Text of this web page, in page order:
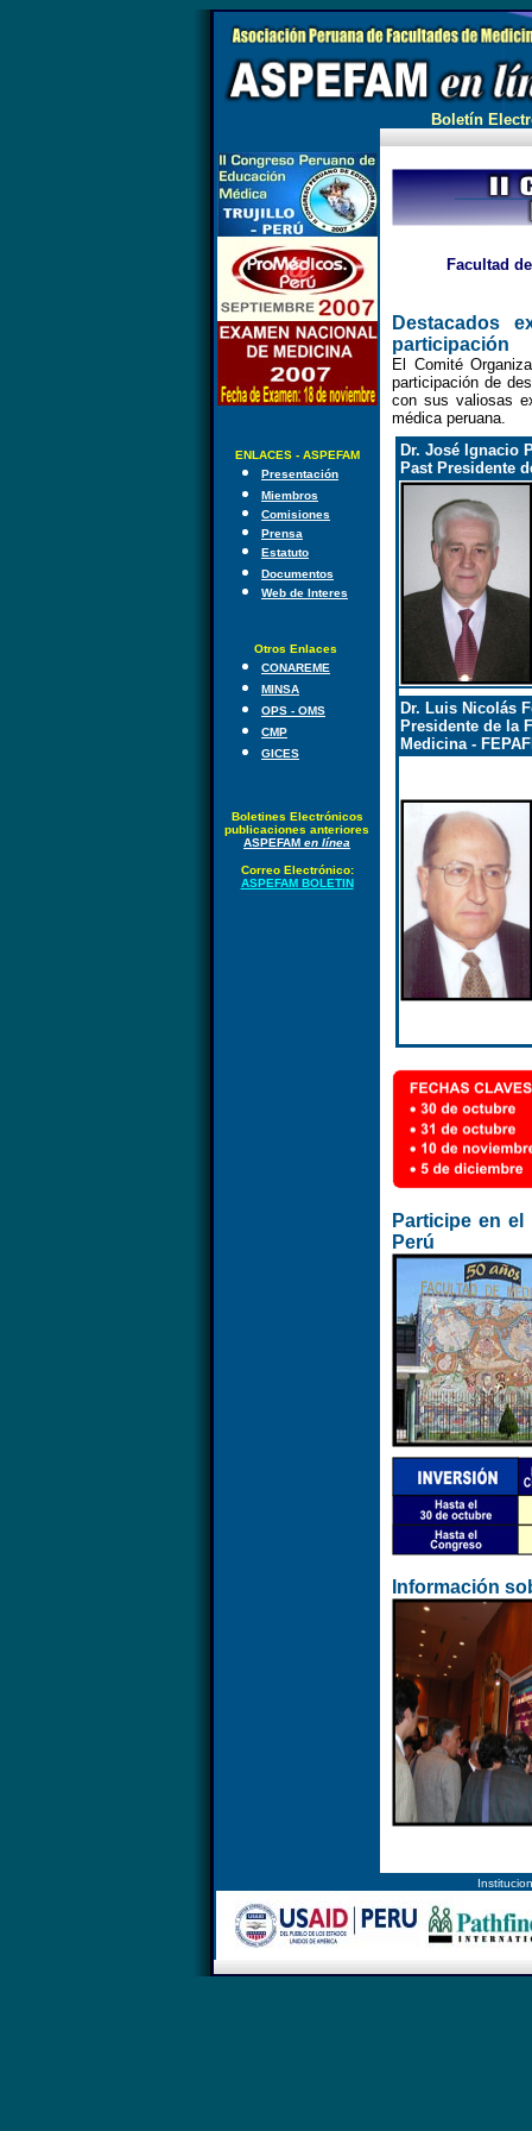
Boletín
ENLACES - ASPEFAM
Presentación
Miembros
Comisiones
Prensa
Estatuto
Documentos
Web de Interes
Otros Enlaces
CONAREME
MINSA
OPS - OMS
CMP
GICES
Boletines Electrónicos
publicaciones anteriores
ASPEFAM en línea
Correo Electrónico:
ASPEFAM BOLETIN
Facultad
Destacados
participación
El Comité
participación de
con sus valiosas
médica peruana.
Dr. José Ignacio
Past Presidente
Dr. Luis Nicolás
Presidente de la
Medicina -
Participe en
Perú
Información